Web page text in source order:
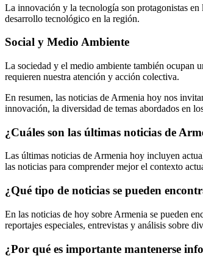
La innovación y la tecnología son protagonistas
desarrollo tecnológico en la región.
Social y Medio Ambiente
La sociedad y el medio ambiente también ocupan
requieren nuestra atención y acción colectiva.
En resumen, las noticias de Armenia hoy nos
innovación, la diversidad de temas abordados en
¿Cuáles son las últimas noticias de
Las últimas noticias de Armenia hoy incluyen
las noticias para comprender mejor el contexto
¿Qué tipo de noticias se pueden
En las noticias de hoy sobre Armenia se pueden
reportajes especiales, entrevistas y análisis sobre
¿Por qué es importante mantenerse